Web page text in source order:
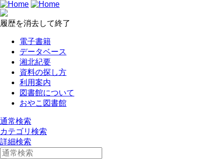
履歴を消去して終了
電子書籍
データベース
湘北紀要
資料の探し方
利用案内
図書館について
おやこ図書館
通常検索
カテゴリ検索
詳細検索